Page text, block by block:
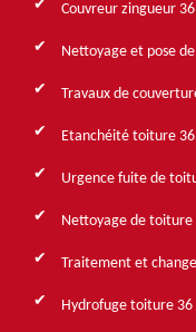
Couvreur zingueur 36
Nettoyage et pose
Travaux de
Etanchéité toiture 36
Urgence fuite de
Nettoyage de toiture
Traitement et
Hydrofuge toiture 36